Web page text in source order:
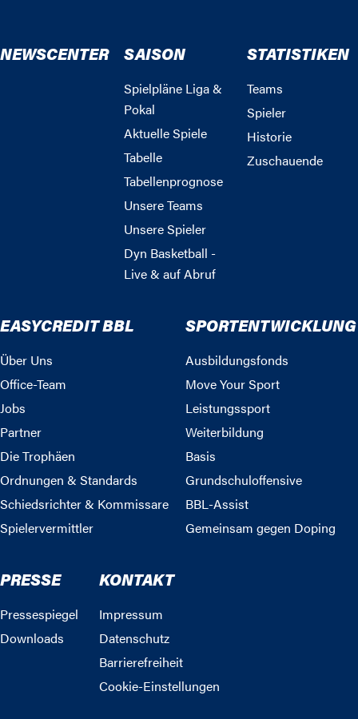
NEWSCENTER SAISON
Spielpläne Liga &
Pokal
Aktuelle Spiele
Tabelle
Tabellenprognose
Unsere Teams
Unsere Spieler
Dyn Basketball -
Live & auf Abruf
STATISTIKEN
Teams
Spieler
Historie
Zuschauende
EASYCREDIT BBL
Über Uns
Office-Team
Jobs
Partner
Die Trophäen
Ordnungen & Standards
Schiedsrichter & Kommissare
Spielervermittler
SPORTENTWICKLUNG
Ausbildungsfonds
Move Your Sport
Leistungssport
Weiterbildung
Basis
Grundschuloffensive
BBL-Assist
Gemeinsam gegen Doping
PRESSE
Pressespiegel
Downloads
KONTAKT
Impressum
Datenschutz
Barrierefreiheit
Cookie-Einstellungen